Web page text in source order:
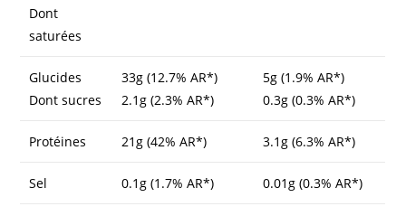
Dont
saturées
Glucides
Dont sucres
33g (12.7% AR*)
2.1g (2.3% AR*)
5g (1.9% AR*)
0.3g (0.3% AR*)
Protéines 21g (42% AR*) 3.1g (6.3% AR*)
Sel 0.1g (1.7% AR*) 0.01g (0.3% AR*)